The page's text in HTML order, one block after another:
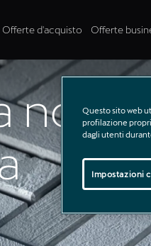
Offerte d'acquisto Offerte
nonQuesto sito web
profilazione
dagli utenti
Impostazioni